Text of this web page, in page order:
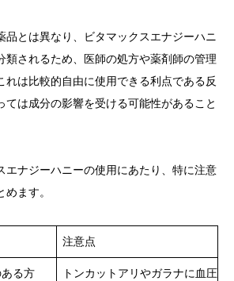
品とは異なり、ビタマックスエナジーハニ
類されるため、医師の処方や薬剤師の管理
れは比較的自由に使用できる利点である反
ては成分の影響を受ける可能性があること
エナジーハニーの使用にあたり、特に注意
ます。
注意点
る方 トンカットアリやガラナに血圧